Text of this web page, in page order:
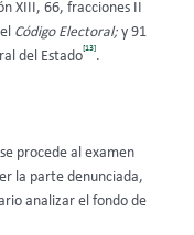
XIII, 66, fracciones II
Código Electoral; y 91
del Estado
[13]
.
procede al examen
la parte denunciada,
analizar el fondo de